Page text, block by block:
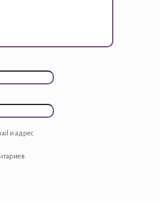
и адрес